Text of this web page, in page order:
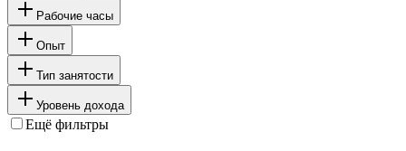
Рабочие часы
Опыт
Тип занятости
Уровень дохода
Ещё фильтры